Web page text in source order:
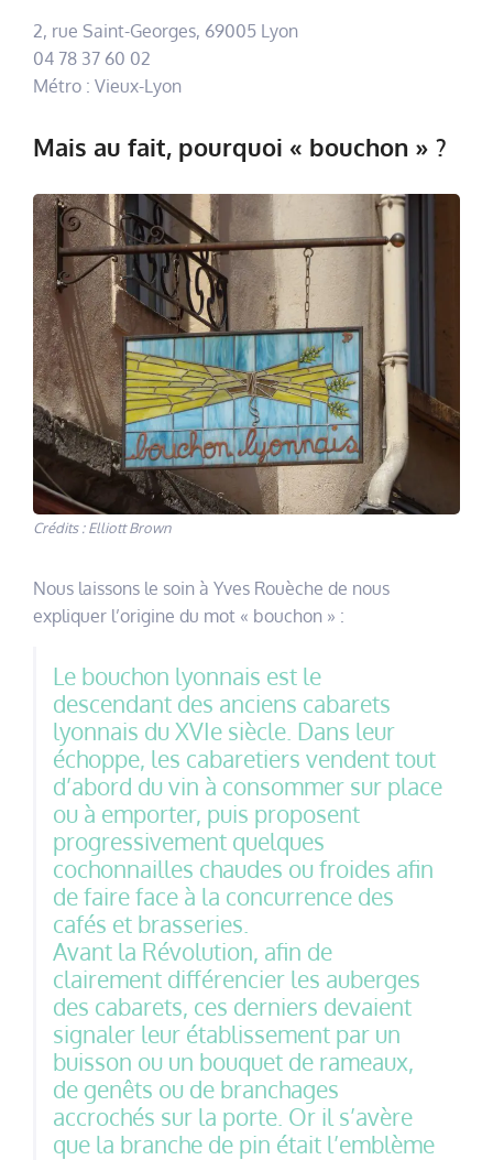
2, rue Saint-Georges, 69005 Lyon
04 78 37 60 02
Métro : Vieux-Lyon
Mais au fait, pourquoi « bouchon » ?
Crédits : Elliott Brown
Nous laissons le soin à Yves Rouèche de nous
expliquer l’origine du mot « bouchon » :
Le bouchon lyonnais est le
descendant des anciens cabarets
lyonnais du XVIe siècle. Dans leur
échoppe, les cabaretiers vendent tout
d’abord du vin à consommer sur place
ou à emporter, puis proposent
progressivement quelques
cochonnailles chaudes ou froides afin
de faire face à la concurrence des
cafés et brasseries.
Avant la Révolution, afin de
clairement différencier les auberges
des cabarets, ces derniers devaient
signaler leur établissement par un
buisson ou un bouquet de rameaux,
de genêts ou de branchages
accrochés sur la porte. Or il s’avère
que la branche de pin était l’emblème